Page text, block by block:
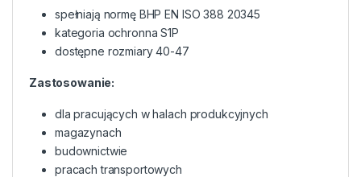
spełniają normę BHP EN ISO 388 20345
kategoria ochronna S1P
dostępne rozmiary 40-47
Zastosowanie:
dla pracujących w halach produkcyjnych
magazynach
budownictwie
pracach transportowych